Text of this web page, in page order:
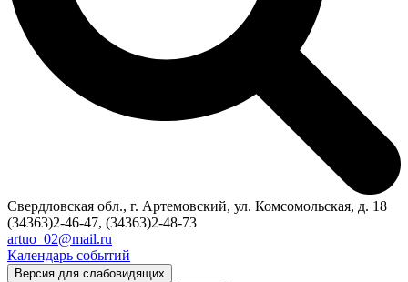
Свердловская обл., г. Артемовский, ул. Комсомольская, д. 18
(34363)2-46-47, (34363)2-48-73
artuo_02@mail.ru
Календарь событий
Версия для слабовидящих